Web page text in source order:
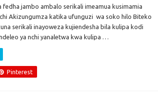
fedha jambo ambalo serikali imeamua kusimamia
Akizungumza katika ufunguzi wa soko hilo Biteko
serikali inayoweza kujiendesha bila kulipa kodi
ya nchi yanaletwa kwa kulipa …
Pinterest